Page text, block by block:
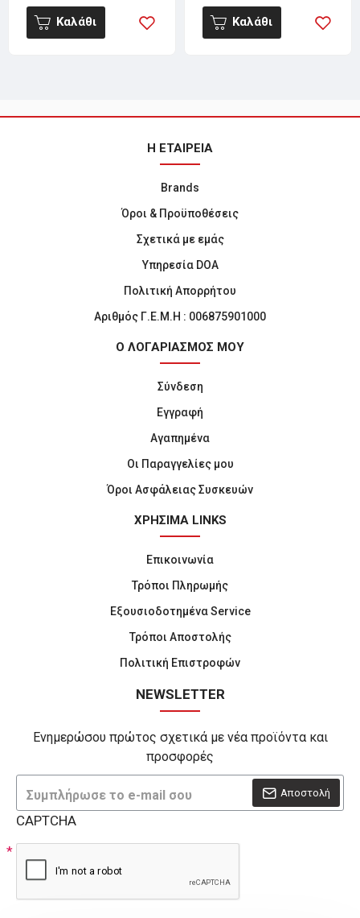
Καλάθι Καλάθι
Η ΕΤΑΙΡΕΙΑ
Brands
Όροι & Προϋποθέσεις
Σχετικά με εμάς
Υπηρεσία DOA
Πολιτική Απορρήτου
Αριθμός Γ.Ε.Μ.Η : 006875901000
Ο ΛΟΓΑΡΙΑΣΜΟΣ ΜΟΥ
Σύνδεση
Εγγραφή
Αγαπημένα
Οι Παραγγελίες μου
Όροι Ασφάλειας Συσκευών
ΧΡΗΣΙΜΑ LINKS
Επικοινωνία
Τρόποι Πληρωμής
Εξουσιοδοτημένα Service
Τρόποι Αποστολής
Πολιτική Επιστροφών
NEWSLETTER
Ενημερώσου πρώτος σχετικά με νέα προϊόντα και
προσφορές
Αποστολή
CAPTCHA